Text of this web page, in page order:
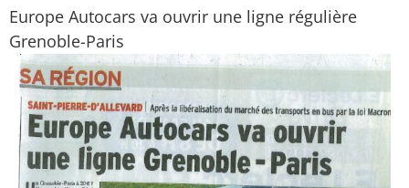
Europe Autocars va ouvrir une ligne régulière
Grenoble-Paris